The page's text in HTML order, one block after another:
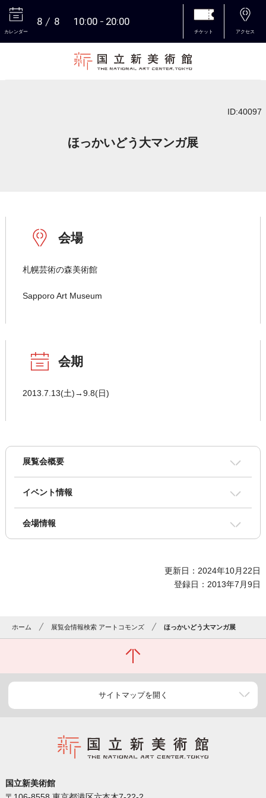
カレンダー
8 8 10:00 20:00
チケット アクセス
ID:40097
ほっかいどう大マンガ展
会場
札幌芸術の森美術館
Sapporo Art Museum
会期
2013.7.13(土)→9.8(日)
展覧会概要
イベント情報
会場情報
更新日：2024年10月22日
登録日：2013年7月9日
ホーム 展覧会情報検索 アートコモンズ ほっかいどう大マンガ展
サイトマップを開く
国立新美術館